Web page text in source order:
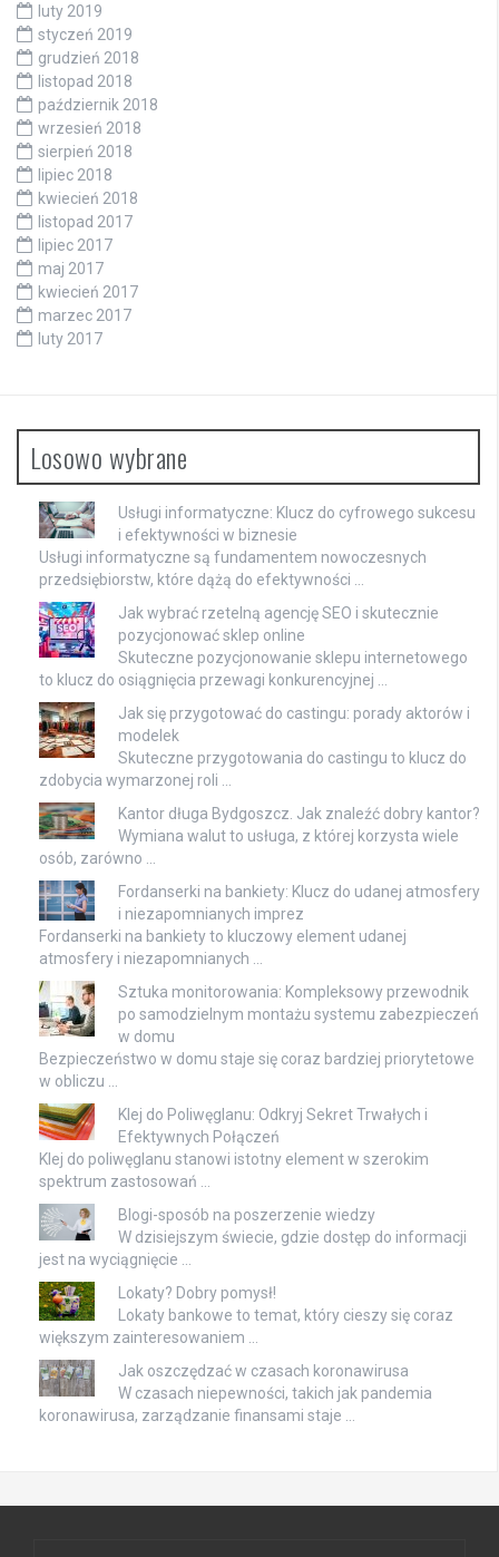
luty 2019
styczeń 2019
grudzień 2018
listopad 2018
październik 2018
wrzesień 2018
sierpień 2018
lipiec 2018
kwiecień 2018
listopad 2017
lipiec 2017
maj 2017
kwiecień 2017
marzec 2017
luty 2017
Losowo wybrane
Usługi informatyczne: Klucz do cyfrowego sukcesu
i efektywności w biznesie
Usługi informatyczne są fundamentem nowoczesnych
przedsiębiorstw, które dążą do efektywności …
Jak wybrać rzetelną agencję SEO i skutecznie
pozycjonować sklep online
Skuteczne pozycjonowanie sklepu internetowego
to klucz do osiągnięcia przewagi konkurencyjnej …
Jak się przygotować do castingu: porady aktorów i
modelek
Skuteczne przygotowania do castingu to klucz do
zdobycia wymarzonej roli …
Kantor długa Bydgoszcz. Jak znaleźć dobry kantor?
Wymiana walut to usługa, z której korzysta wiele
osób, zarówno …
Fordanserki na bankiety: Klucz do udanej atmosfery
i niezapomnianych imprez
Fordanserki na bankiety to kluczowy element udanej
atmosfery i niezapomnianych …
Sztuka monitorowania: Kompleksowy przewodnik
po samodzielnym montażu systemu zabezpieczeń
w domu
Bezpieczeństwo w domu staje się coraz bardziej priorytetowe
w obliczu …
Klej do Poliwęglanu: Odkryj Sekret Trwałych i
Efektywnych Połączeń
Klej do poliwęglanu stanowi istotny element w szerokim
spektrum zastosowań …
Blogi-sposób na poszerzenie wiedzy
W dzisiejszym świecie, gdzie dostęp do informacji
jest na wyciągnięcie …
Lokaty? Dobry pomysł!
Lokaty bankowe to temat, który cieszy się coraz
większym zainteresowaniem …
Jak oszczędzać w czasach koronawirusa
W czasach niepewności, takich jak pandemia
koronawirusa, zarządzanie finansami staje …